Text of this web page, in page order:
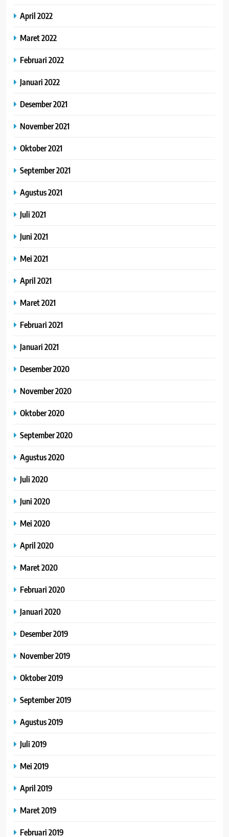
April 2022
Maret 2022
Februari 2022
Januari 2022
Desember 2021
November 2021
Oktober 2021
September 2021
Agustus 2021
Juli 2021
Juni 2021
Mei 2021
April 2021
Maret 2021
Februari 2021
Januari 2021
Desember 2020
November 2020
Oktober 2020
September 2020
Agustus 2020
Juli 2020
Juni 2020
Mei 2020
April 2020
Maret 2020
Februari 2020
Januari 2020
Desember 2019
November 2019
Oktober 2019
September 2019
Agustus 2019
Juli 2019
Mei 2019
April 2019
Maret 2019
Februari 2019